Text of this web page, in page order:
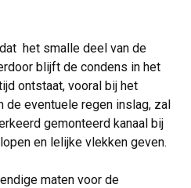
het smalle deel van de
blijft de condens in het
ontstaat, vooral bij het
de eventuele regen inslag, zal
gemonteerd kanaal bij
en lelijke vlekken geven.
maten voor de